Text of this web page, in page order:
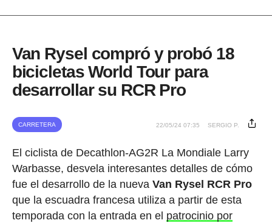
Van Rysel compró y probó 18
bicicletas World Tour para
desarrollar su RCR Pro
CARRETERA 22/05/24 07:35 SERGIO P.
El ciclista de Decathlon-AG2R La Mondiale Larry
Warbasse, desvela interesantes detalles de cómo
fue el desarrollo de la nueva Van Rysel RCR Pro
que la escuadra francesa utiliza a partir de esta
temporada con la entrada en el patrocinio por